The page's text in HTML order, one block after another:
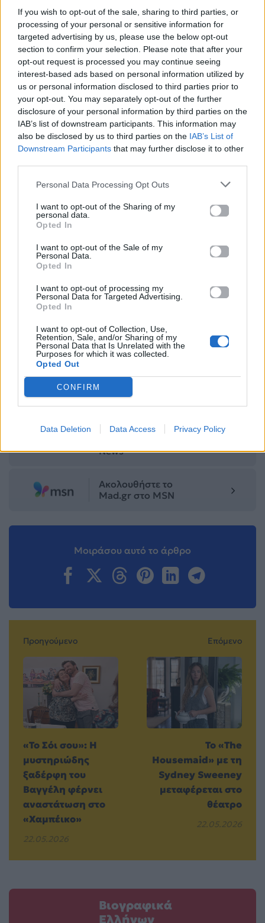
If you wish to opt-out of the sale, sharing to third parties, or
processing of your personal or sensitive information for
targeted advertising by us, please use the below opt-out
section to confirm your selection. Please note that after your
opt-out request is processed you may continue seeing
interest-based ads based on personal information utilized by
us or personal information disclosed to third parties prior to
your opt-out. You may separately opt-out of the further
disclosure of your personal information by third parties on the
IAB’s list of downstream participants. This information may
also be disclosed by us to third parties on the IAB’s List of
Downstream Participants that may further disclose it to other
Personal Data Processing Opt Outs
I want to opt-out of the Sharing of my
personal data.
Opted In
I want to opt-out of the Sale of my
Personal Data.
Opted In
I want to opt-out of processing my
Personal Data for Targeted Advertising.
Opted In
I want to opt-out of Collection, Use,
Retention, Sale, and/or Sharing of my
Personal Data that Is Unrelated with the
Purposes for which it was collected.
Opted Out
CONFIRM
Data Deletion Data Access Privacy Policy
Charli δεν έχει σταματήσει να δημιουργεί: έκανε
παγκόσμια περιοδεία με το « Brat» το 2024,
κυκλοφόρησε τη δική της ταινία « The Moment»,
ενώ τον Φεβρουάριο παρουσίασε το soundtrack
του «Wuthering Heights»της Emerald Fennell, με
συμμετοχές τωνJohn Caleκαι Sky Ferreira
«SS26», δείχνει πως δεν σκοπεύει να πατήσει
φρένο, αντιθέτως, η νέα δημιουργική της φάση
μόλις ξεκίνησε.
Διάβασε επίσης:
ICEMAN, Habibti και Maid of Honour: Η
τριπλή κυκλοφορία από τον Drake που δεν
περίμενε κανείς
Olivia Rodrigo: Το «The Cure» κυκλοφόρησε
τραγούδι
Για σχόλια, μηνύματα ή φωτογραφικό υλικό
σχετικά με τοMad.gr, επισκεφτείτε μας στο
Facebook, επικοινωνήστε μέσωTwitter
ακολουθήστε μας στο
Charli XCX New Video Clip ΝΕΟ ΤΡΑΓΟΥΔΙ
Ακολουθήστε το
News
Ακολουθήστε το
Mad.gr στο MSN
Μοιράσου αυτό το άρθρο
Προηγούμενο
«Το Σόι σου»: Η
μυστηριώδης
ξαδέρφη του
Βαγγέλη φέρνει
αναστάτωση στο
«Χαμπέικο»
22.05.2026
Επόμενο
Το «The
Housemaid» με τη
Sydney Sweeney
μεταφέρεται στο
θέατρο
22.05.2026
Βιογραφικά
Ελλήνων